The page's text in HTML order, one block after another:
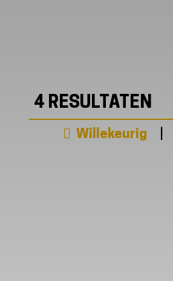
4 RESULTATEN
Willekeurig